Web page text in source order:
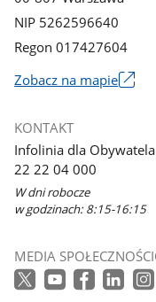
NIP 5262596640
Regon 017427604
Zobacz na mapie
się
w
nowym
oknie
KONTAKT
Infolinia dla Obywatela
22 22 04 000
W dni robocze
w godzinach: 8:15-16:15
MEDIA